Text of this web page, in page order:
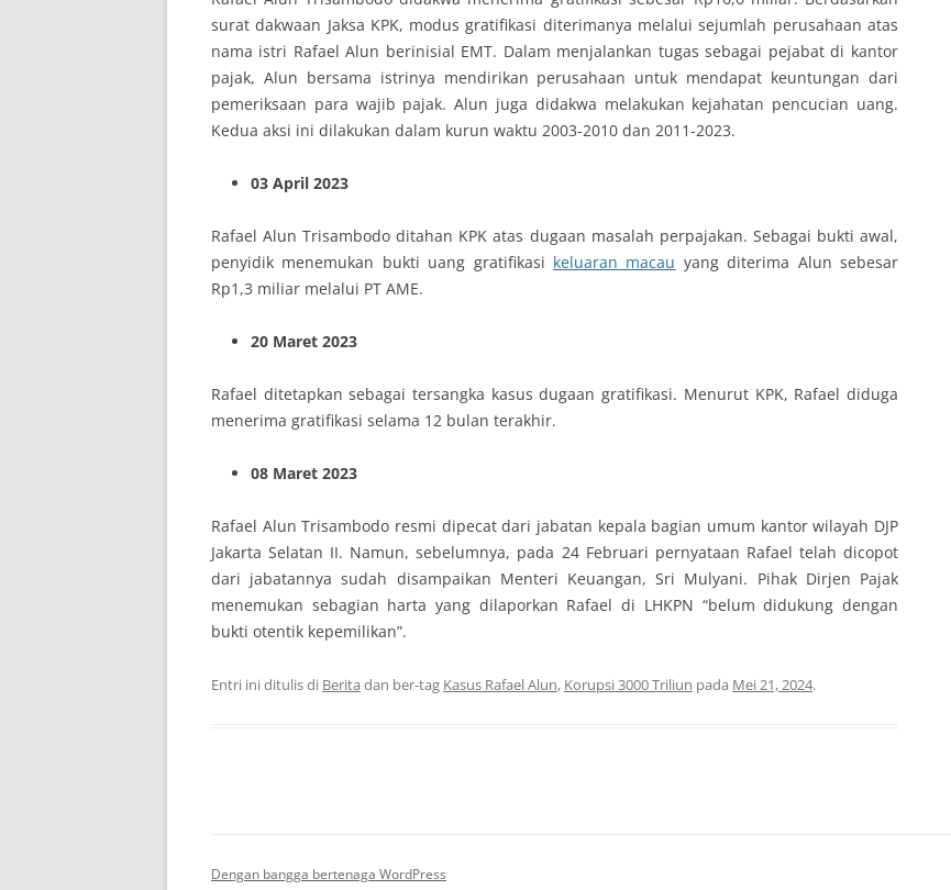
surat dakwaan Jaksa KPK, modus gratifikasi diterimanya melalui sejumlah perusahaan atas
nama istri Rafael Alun berinisial EMT. Dalam menjalankan tugas sebagai pejabat di kantor
pajak, Alun bersama istrinya mendirikan perusahaan untuk mendapat keuntungan dari
pemeriksaan para wajib pajak. Alun juga didakwa melakukan kejahatan pencucian uang.
Kedua aksi ini dilakukan dalam kurun waktu 2003-2010 dan 2011-2023.
03 April 2023
Rafael Alun Trisambodo ditahan KPK atas dugaan masalah perpajakan. Sebagai bukti awal,
penyidik menemukan bukti uang gratifikasi keluaran macau yang diterima Alun sebesar
Rp1,3 miliar melalui PT AME.
20 Maret 2023
Rafael ditetapkan sebagai tersangka kasus dugaan gratifikasi. Menurut KPK, Rafael diduga
menerima gratifikasi selama 12 bulan terakhir.
08 Maret 2023
Rafael Alun Trisambodo resmi dipecat dari jabatan kepala bagian umum kantor wilayah DJP
Jakarta Selatan II. Namun, sebelumnya, pada 24 Februari pernyataan Rafael telah dicopot
dari jabatannya sudah disampaikan Menteri Keuangan, Sri Mulyani. Pihak Dirjen Pajak
menemukan sebagian harta yang dilaporkan Rafael di LHKPN “belum didukung dengan
bukti otentik kepemilikan”.
Entri ini ditulis di Berita dan ber-tag Kasus Rafael Alun, Korupsi 3000 Triliun pada Mei 21, 2024.
Dengan bangga bertenaga WordPress